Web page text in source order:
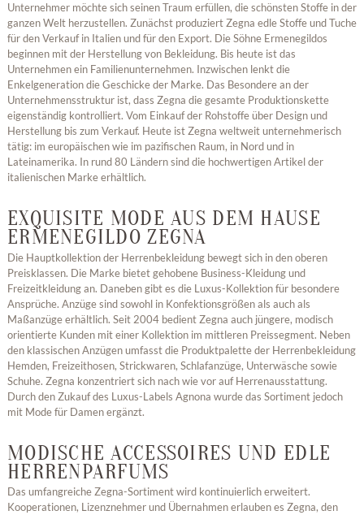
Unternehmer möchte sich seinen Traum erfüllen, die schönsten Stoffe in der
ganzen Welt herzustellen. Zunächst produziert Zegna edle Stoffe und Tuche
für den Verkauf in Italien und für den Export. Die Söhne Ermenegildos
beginnen mit der Herstellung von Bekleidung. Bis heute ist das
Unternehmen ein Familienunternehmen. Inzwischen lenkt die
Enkelgeneration die Geschicke der Marke. Das Besondere an der
Unternehmensstruktur ist, dass Zegna die gesamte Produktionskette
eigenständig kontrolliert. Vom Einkauf der Rohstoffe über Design und
Herstellung bis zum Verkauf. Heute ist Zegna weltweit unternehmerisch
tätig: im europäischen wie im pazifischen Raum, in Nord und in
Lateinamerika. In rund 80 Ländern sind die hochwertigen Artikel der
italienischen Marke erhältlich.
EXQUISITE MODE AUS DEM HAUSE
ERMENEGILDO ZEGNA
Die Hauptkollektion der Herrenbekleidung bewegt sich in den oberen
Preisklassen. Die Marke bietet gehobene Business-Kleidung und
Freizeitkleidung an. Daneben gibt es die Luxus-Kollektion für besondere
Ansprüche. Anzüge sind sowohl in Konfektionsgrößen als auch als
Maßanzüge erhältlich. Seit 2004 bedient Zegna auch jüngere, modisch
orientierte Kunden mit einer Kollektion im mittleren Preissegment. Neben
den klassischen Anzügen umfasst die Produktpalette der Herrenbekleidung
Hemden, Freizeithosen, Strickwaren, Schlafanzüge, Unterwäsche sowie
Schuhe. Zegna konzentriert sich nach wie vor auf Herrenausstattung.
Durch den Zukauf des Luxus-Labels Agnona wurde das Sortiment jedoch
mit Mode für Damen ergänzt.
MODISCHE ACCESSOIRES UND EDLE
HERRENPARFUMS
Das umfangreiche Zegna-Sortiment wird kontinuierlich erweitert.
Kooperationen, Lizenznehmer und Übernahmen erlauben es Zegna, den